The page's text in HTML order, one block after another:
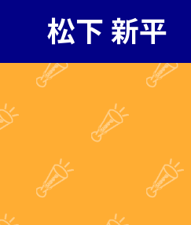
松下 新平